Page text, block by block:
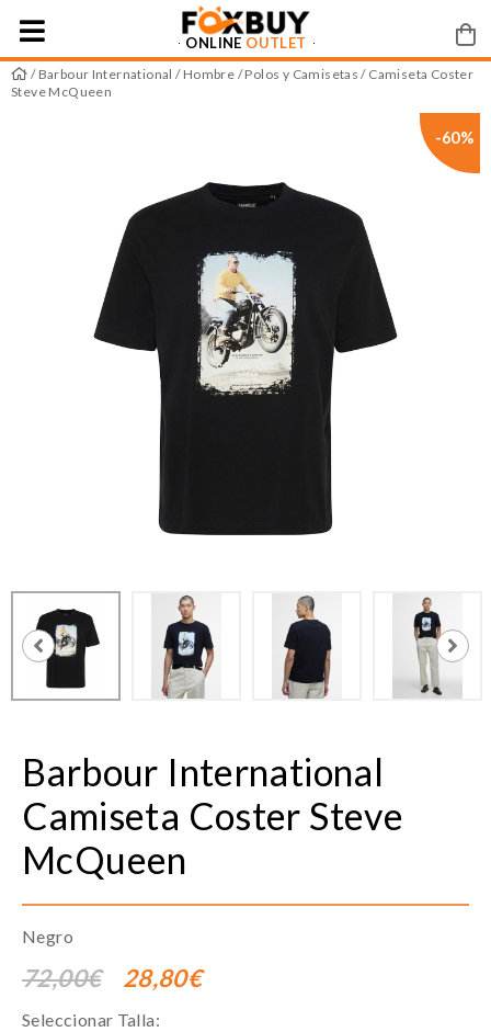
ONLINE OUTLET
/ Barbour International / Hombre /Polos y Camisetas / Camiseta Coster
Steve McQueen
-60%
Barbour International
Camiseta Coster Steve
McQueen
Negro
72,00€ 28,80€
Seleccionar Talla: